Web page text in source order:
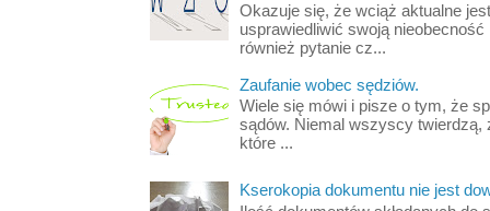
Okazuje się, że wciąż aktualne
usprawiedliwić swoją nieobecność
również pytanie cz...
Zaufanie wobec sędziów.
Wiele się mówi i pisze o tym, że
sądów. Niemal wszyscy twierdzą,
które ...
Kserokopia dokumentu nie jest